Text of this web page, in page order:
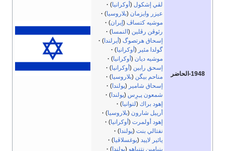
1948-الحاضر
لڤي إشكول ( أوكرانيا)
عيزر وايزمان (بلاروسيا)
موشيه كتساڤ ( إيران)
رئوڤن رڤلين ( النمسا)
إسحاق هرتصوگ ( أيرلندا)
گولدا مئير ( أوكرانيا)
موشيه ديان ( أوكرانيا)
إسحق رابين ( أوكرانيا)
مناحم بيگن (بلاروسيا)
إسحاق شامير (پولندا)
شمعون پـِرِس (پولندا)
إهود براك (لتوانيا)
أرييل شارون (بلاروسيا)
إهود أولمرت ( أوكرانيا)
نفتالي بنت (پولندا)
يائير لاپيد (يوغسلاڤيا)
بنيامين نتنياهو (پولندا)